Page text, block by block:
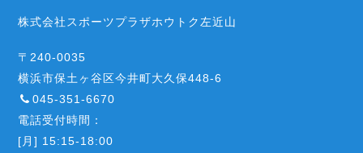
株式会社スポーツプラザホウトク左近山
〒240-0035
横浜市保土ヶ谷区今井町大久保448-6
045-351-6670
電話受付時間：
[月] 15:15-18:00